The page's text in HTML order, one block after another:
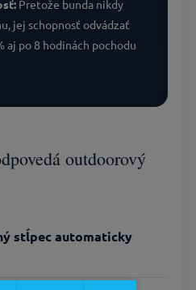
Pretože bunda nikdy
jej schopnosť odvádzať
aj po 8 hodinách pochodu
outdoorový
stĺpec automaticky